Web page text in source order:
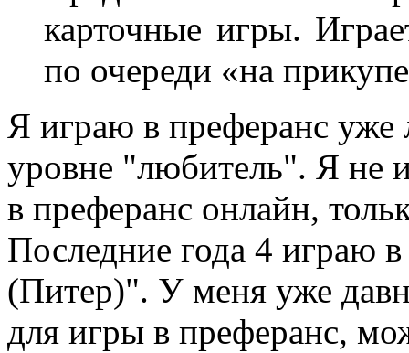
карточные игры.
по очереди «на
Я играю в преферанс уже
уровне "любитель". Я не
в преферанс онлайн,
Последние года 4 играю
(Питер)". У меня уже
для игры в преферанс,